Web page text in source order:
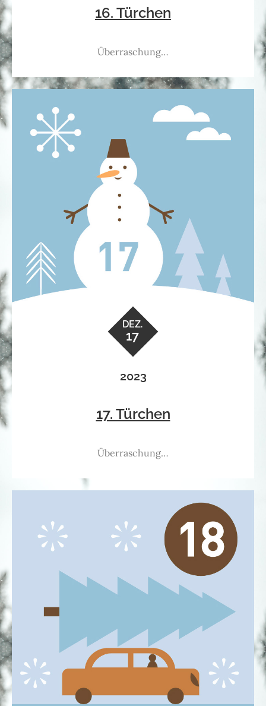
16. Türchen
Überraschung…
DEZ.
17
2023
17. Türchen
Überraschung…